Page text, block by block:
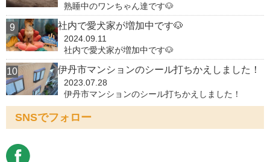
熟睡中のワンちゃん達です🐶
社内で愛犬家が増加中です🐶
2024.09.11
社内で愛犬家が増加中です🐶
伊丹市マンションのシール打ちかえしました！
2023.07.28
伊丹市マンションのシール打ちかえしました！
SNSでフォロー